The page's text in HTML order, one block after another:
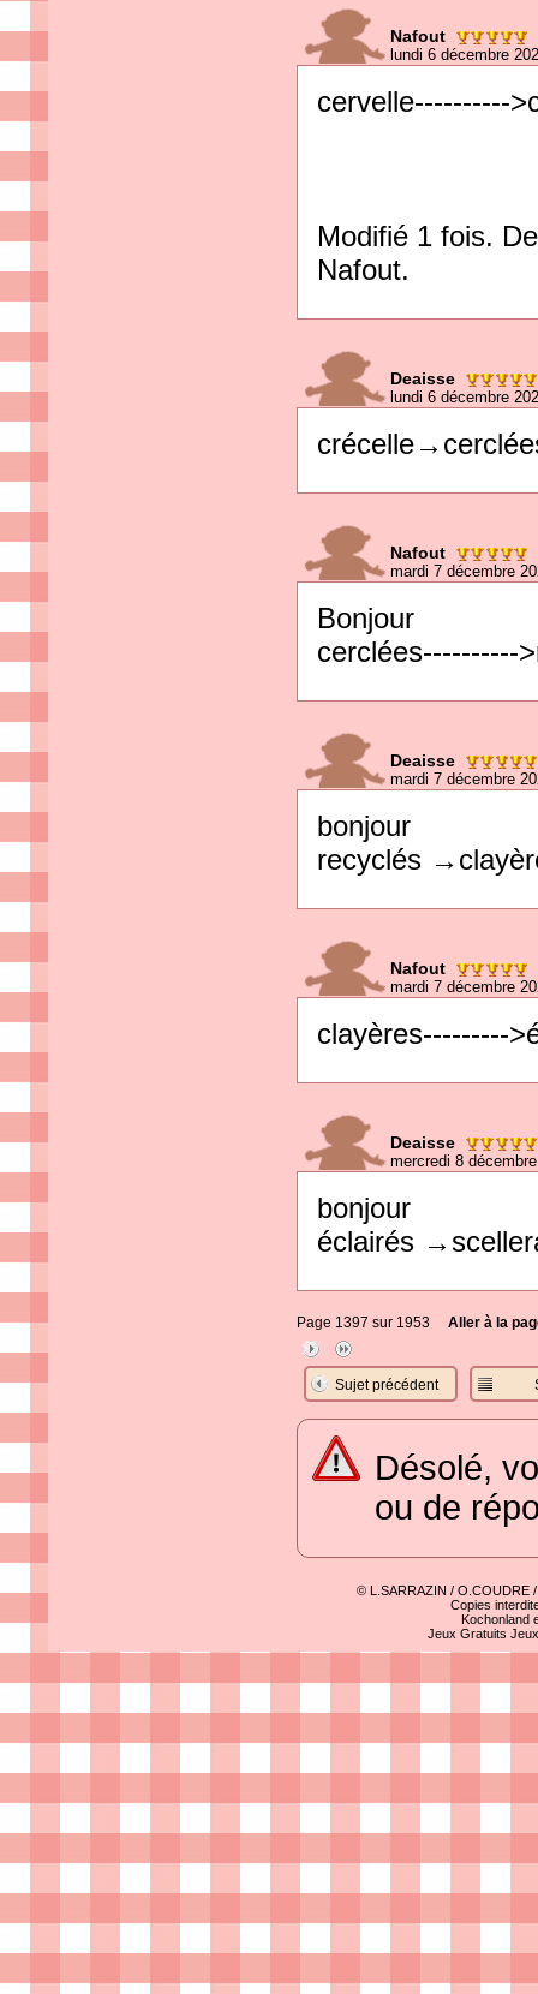
Nafout
lundi 6 décembre
cervelle----------
Modifié 1 fois.
Nafout.
Deaisse
lundi 6 décembre
Nafout
mardi 7 décembre
Bonjour
cerclées----------
Deaisse
mardi 7 décembre
bonjour
recyclés
Nafout
mardi 7 décembre
clayères---------
Deaisse
mercredi 8
bonjour
éclairés
Page 1397 sur 1953 Aller à la
Sujet précédent
Désolé,
ou de
© L.SARRAZIN / O.COUDRE
Copies
Kochonland
Jeux Gratuits Jeux